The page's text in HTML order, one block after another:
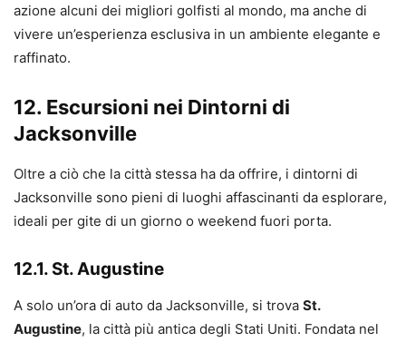
azione alcuni dei migliori golfisti al mondo, ma anche di
vivere un’esperienza esclusiva in un ambiente elegante e
raffinato.
12. Escursioni nei Dintorni di
Jacksonville
Oltre a ciò che la città stessa ha da offrire, i dintorni di
Jacksonville sono pieni di luoghi affascinanti da esplorare,
ideali per gite di un giorno o weekend fuori porta.
12.1. St. Augustine
A solo un’ora di auto da Jacksonville, si trova St.
Augustine, la città più antica degli Stati Uniti. Fondata nel